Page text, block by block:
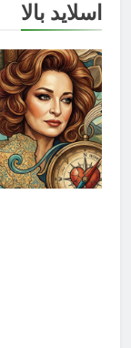
اسلاید بالا